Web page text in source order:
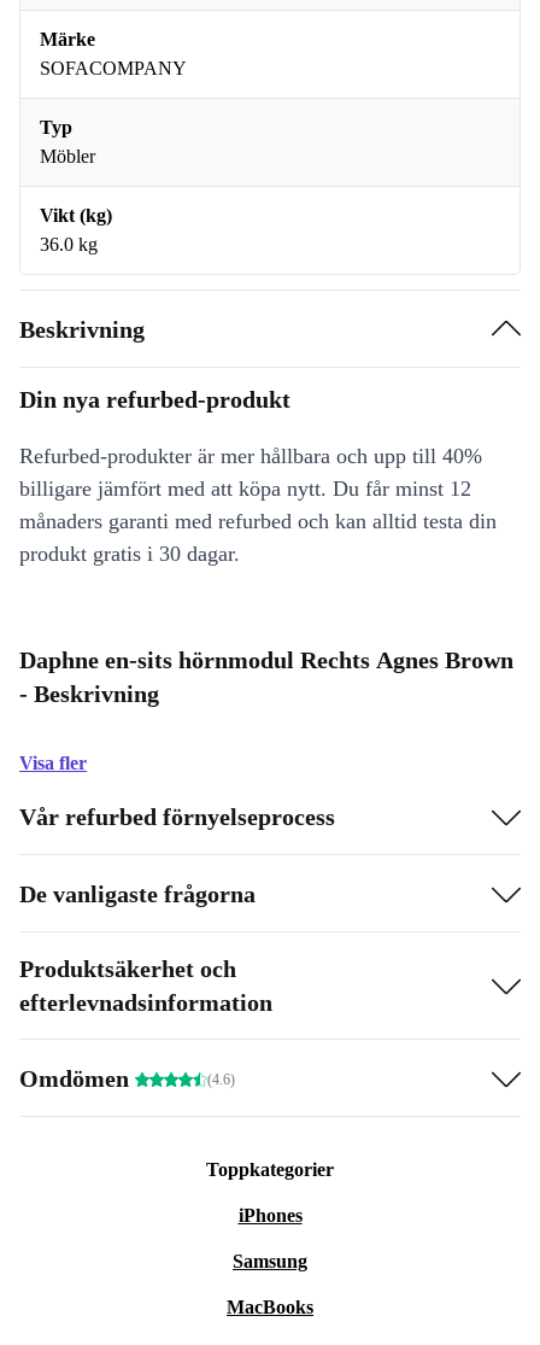
Märke
SOFACOMPANY
Typ
Möbler
Vikt (kg)
36.0 kg
Beskrivning
Din nya refurbed-produkt
Refurbed-produkter är mer hållbara och upp till 40%
billigare jämfört med att köpa nytt. Du får minst 12
månaders garanti med refurbed och kan alltid testa din
produkt gratis i 30 dagar.
Daphne en-sits hörnmodul Rechts Agnes Brown
- Beskrivning
Visa fler
Vår refurbed förnyelseprocess
De vanligaste frågorna
Produktsäkerhet och
efterlevnadsinformation
Omdömen (4.6)
Toppkategorier
iPhones
Samsung
MacBooks